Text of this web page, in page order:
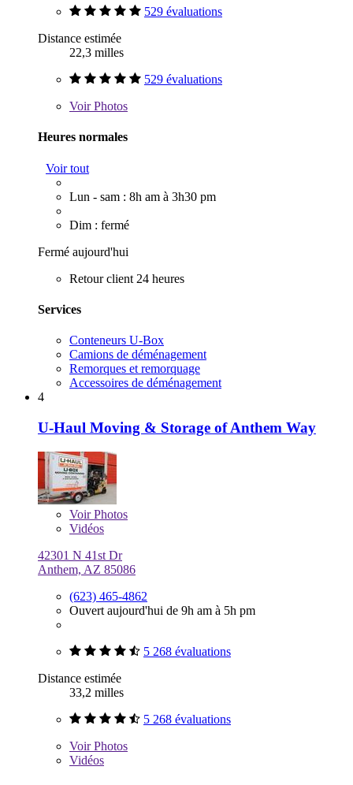
529 évaluations
Distance estimée
22,3 milles
529 évaluations
VoirPhotos
Heures normales
Voir tout
Lun - sam : 8h am à 3h30 pm
Dim : fermé
Fermé aujourd'hui
Retour client 24 heures
Services
Conteneurs U-Box
Camions de déménagement
Remorques et remorquage
Accessoires de déménagement
4
U-Haul Moving & Storage of Anthem Way
VoirPhotos
Vidéos
42301 N 41st Dr
Anthem, AZ 85086
(623) 465-4862
Ouvert aujourd'hui de 9h am à 5h pm
5 268 évaluations
Distance estimée
33,2 milles
5 268 évaluations
VoirPhotos
Vidéos